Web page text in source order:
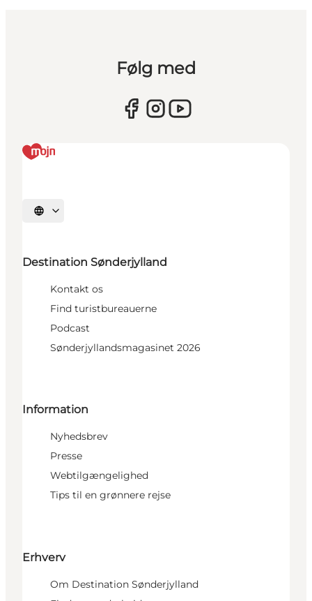
Følg med
Vælg sprog
Destination Sønderjylland
Kontakt os
Find turistbureauerne
Podcast
Sønderjyllandsmagasinet 2026
Information
Nyhedsbrev
Presse
Webtilgængelighed
Tips til en grønnere rejse
Erhverv
Om Destination Sønderjylland